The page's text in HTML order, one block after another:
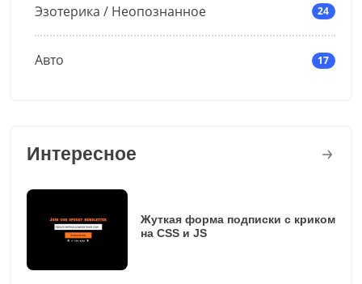
Эзотерика / Неопознанное 24
Авто 17
Интересное
Жуткая форма подписки с криком
на CSS и JS